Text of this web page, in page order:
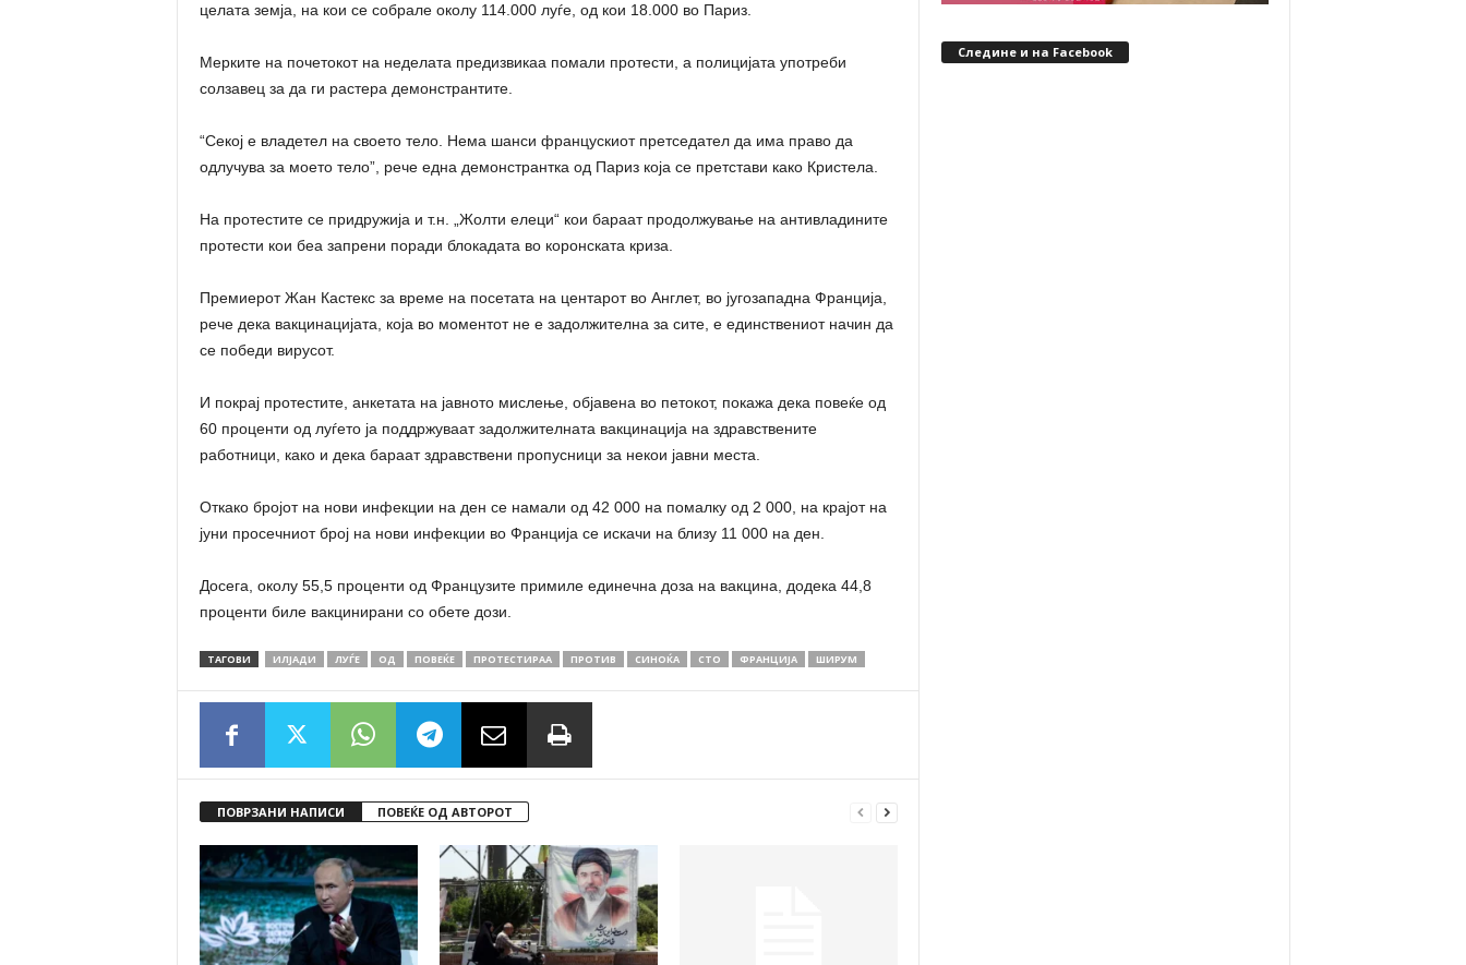
целата земја, на кои се собрале околу 114.000 луѓе, од кои 18.000 во Париз.
Мерките на почетокот на неделата предизвикаа помали протести, а полицијата употреби
солзавец за да ги растера демонстрантите.
“Секој е владетел на своето тело. Нема шанси францускиот претседател да има право да
одлучува за моето тело”, рече една демонстрантка од Париз која се претстави како Кристела.
На протестите се придружија и т.н. „Жолти елеци“ кои бараат продолжување на антивладините
протести кои беа запрени поради блокадата во коронската криза.
Премиерот Жан Кастекс за време на посетата на центарот во Англет, во југозападна Франција,
рече дека вакцинацијата, која во моментот не е задолжителна за сите, е единствениот начин да
се победи вирусот.
И покрај протестите, анкетата на јавното мислење, објавена во петокот, покажа дека повеќе од
60 проценти од луѓето ја поддржуваат задолжителната вакцинација на здравствените
работници, како и дека бараат здравствени пропусници за некои јавни места.
Откако бројот на нови инфекции на ден се намали од 42 000 на помалку од 2 000, на крајот на
јуни просечниот број на нови инфекции во Франција се искачи на близу 11 000 на ден.
Досега, околу 55,5 проценти од Французите примиле единечна доза на вакцина, додека 44,8
проценти биле вакцинирани со обете дози.
ТАГОВИ ИЛЈАДИ ЛУЃЕ ОД ПОВЕЌЕ ПРОТЕСТИРАА ПРОТИВ СИНОЌА СТО ФРАНЦИЈА ШИРУМ
ПОВРЗАНИ НАПИСИ ПОВЕЌЕ ОД АВТОРОТ
Следине и на Facebook